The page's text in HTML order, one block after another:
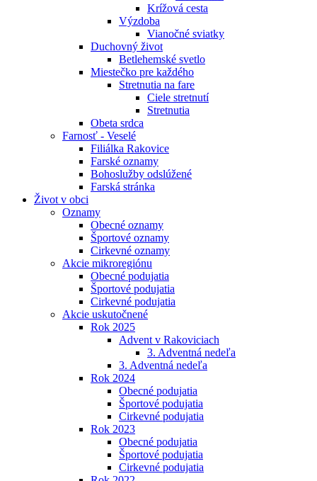
Krížová cesta
Výzdoba
Vianočné sviatky
Duchovný život
Betlehemské svetlo
Miestečko pre každého
Stretnutia na fare
Ciele stretnutí
Stretnutia
Obeta srdca
Farnosť - Veselé
Filiálka Rakovice
Farské oznamy
Bohoslužby odslúžené
Farská stránka
Život v obci
Oznamy
Obecné oznamy
Športové oznamy
Cirkevné oznamy
Akcie mikroregiónu
Obecné podujatia
Športové podujatia
Cirkevné podujatia
Akcie uskutočnené
Rok 2025
Advent v Rakoviciach
3. Adventná nedeľa
3. Adventná nedeľa
Rok 2024
Obecné podujatia
Športové podujatia
Cirkevné podujatia
Rok 2023
Obecné podujatia
Športové podujatia
Cirkevné podujatia